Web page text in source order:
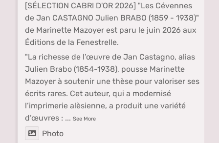
[SÉLECTION CABRI D'OR 2026] "Les Cévennes
de Jan CASTAGNO Julien BRABO (1859 - 1938)"
de Marinette Mazoyer est paru le juin 2026 aux
Éditions de la Fenestrelle.
"La richesse de l’œuvre de Jan Castagno, alias
Julien Brabo (1854-1938), pousse Marinette
Mazoyer à soutenir une thèse pour valoriser ses
écrits rares. Cet auteur, qui a modernisé
l’imprimerie alèsienne, a produit une variété
d’œuvres : ... See More
Photo